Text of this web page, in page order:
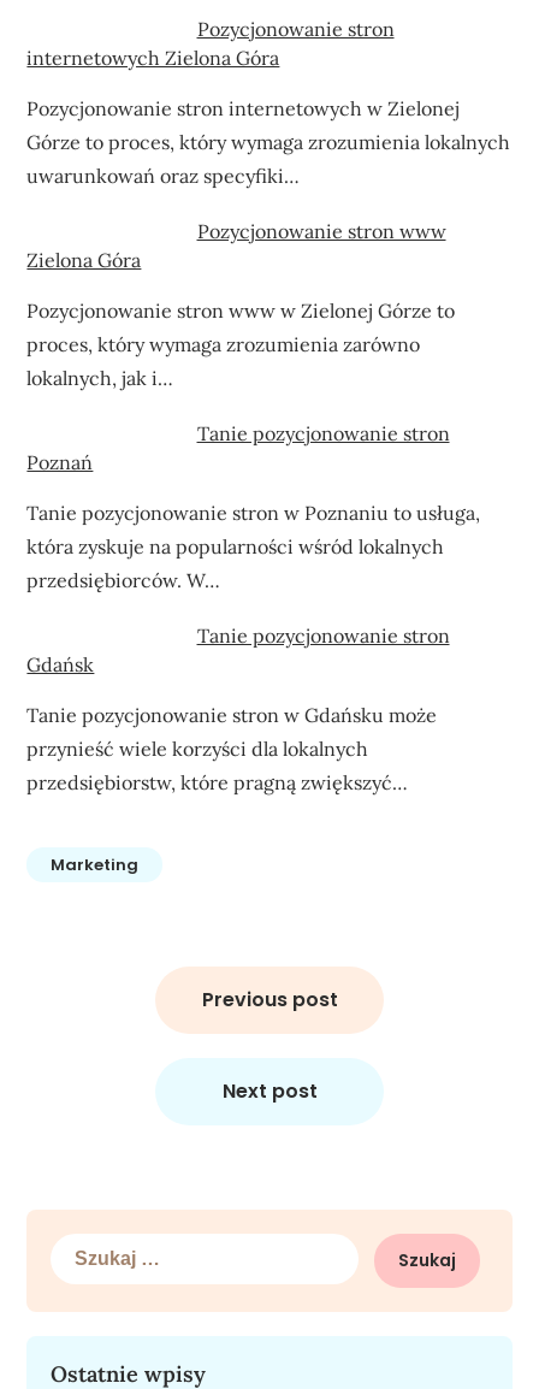
Pozycjonowanie stron
internetowych Zielona Góra
Pozycjonowanie stron internetowych w Zielonej
Górze to proces, który wymaga zrozumienia lokalnych
uwarunkowań oraz specyfiki…
Pozycjonowanie stron www
Zielona Góra
Pozycjonowanie stron www w Zielonej Górze to
proces, który wymaga zrozumienia zarówno
lokalnych, jak i…
Tanie pozycjonowanie stron
Poznań
Tanie pozycjonowanie stron w Poznaniu to usługa,
która zyskuje na popularności wśród lokalnych
przedsiębiorców. W…
Tanie pozycjonowanie stron
Gdańsk
Tanie pozycjonowanie stron w Gdańsku może
przynieść wiele korzyści dla lokalnych
przedsiębiorstw, które pragną zwiększyć…
Marketing
Previous post
Next post
Szukaj:
Ostatnie wpisy